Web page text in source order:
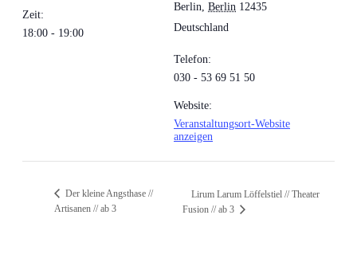
Zeit:
18:00 - 19:00
Berlin, Berlin 12435
Deutschland
Telefon:
030 - 53 69 51 50
Website:
Veranstaltungsort-Website
anzeigen
Der kleine Angsthase //
Artisanen // ab 3
Lirum Larum Löffelstiel // Theater
Fusion // ab 3